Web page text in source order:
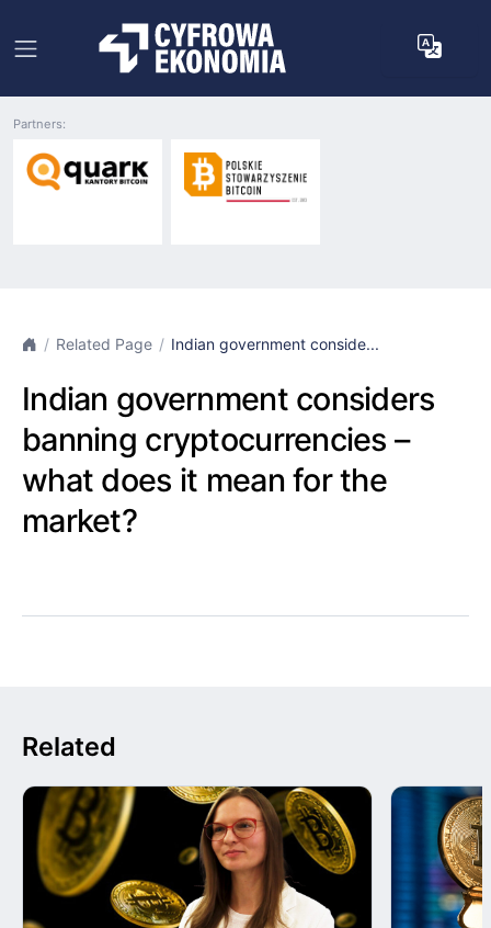
Partners:
Related Page Indian government conside...
Indian government considers
banning cryptocurrencies –
what does it mean for the
market?
Related